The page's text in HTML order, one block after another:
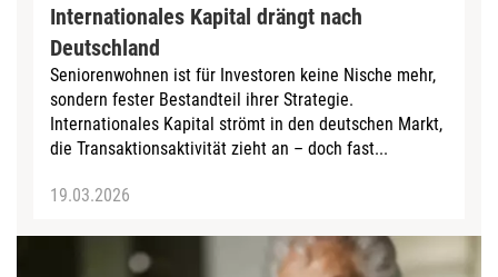
Internationales Kapital drängt nach
Deutschland
Seniorenwohnen ist für Investoren keine Nische mehr,
sondern fester Bestandteil ihrer Strategie.
Internationales Kapital strömt in den deutschen Markt,
die Transaktionsaktivität zieht an – doch fast...
19.03.2026